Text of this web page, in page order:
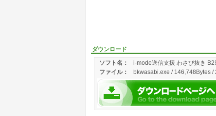
ダウンロード
ソフト名：
i-mode送信支援 わさび抜き B2
ファイル： bkwasabi.exe / 146,748Bytes /